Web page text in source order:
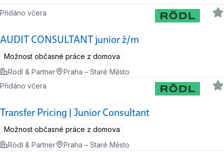
AUDIT CONSULTANT junior ž/m
Přidáno včera
Možnost občasné práce z domova
Rödl & Partner
Praha – Staré Město
Transfer Pricing | Junior Consultant
Přidáno včera
Možnost občasné práce z domova
Rödl & Partner
Praha – Staré Město